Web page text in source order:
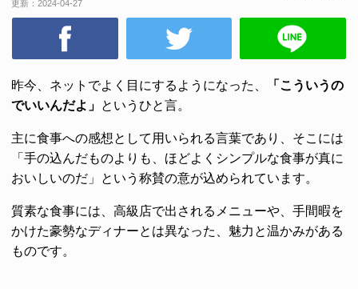
更新： 2024-04-27
昨今、ネットでよく目にするようになった、
「こういうの
でいいんだよ」 というひと言。
主に食事への感想として用いられる言葉であり、そこには
「手の込んだものよりも、ほどよくシンプルな食事が真に
おいしいのだ」という称賛の意が込められています。
質素な食事には、高級店で出されるメニューや、手間暇を
かけた豪勢なディナーとは異なった、魅力と温かみがある
ものです。